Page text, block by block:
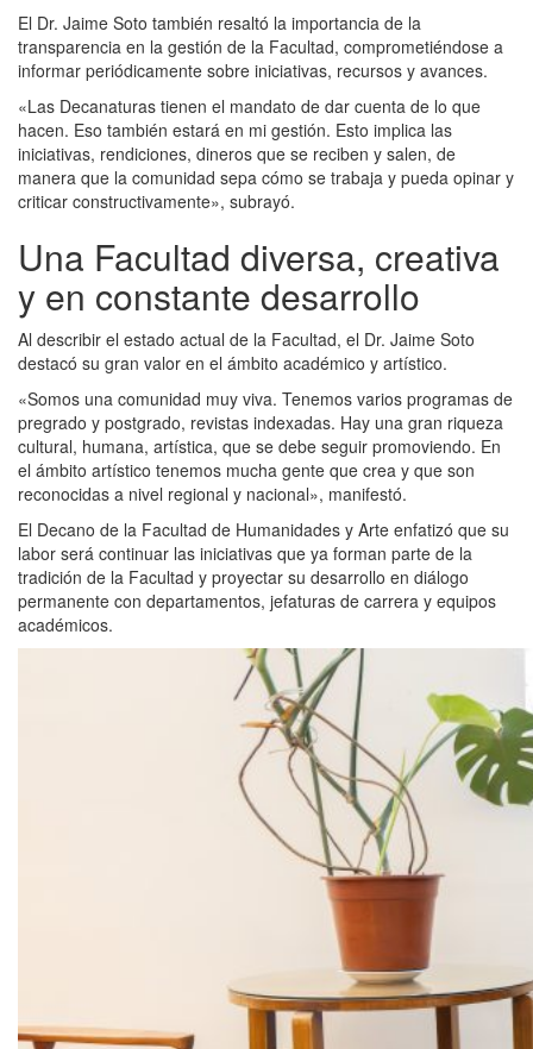
El Dr. Jaime Soto también resaltó la importancia de la
transparencia en la gestión de la Facultad, comprometiéndose a
informar periódicamente sobre iniciativas, recursos y avances.
«Las Decanaturas tienen el mandato de dar cuenta de lo que
hacen. Eso también estará en mi gestión. Esto implica las
iniciativas, rendiciones, dineros que se reciben y salen, de
manera que la comunidad sepa cómo se trabaja y pueda opinar y
criticar constructivamente», subrayó.
Una Facultad diversa, creativa
y en constante desarrollo
Al describir el estado actual de la Facultad, el Dr. Jaime Soto
destacó su gran valor en el ámbito académico y artístico.
«Somos una comunidad muy viva. Tenemos varios programas de
pregrado y postgrado, revistas indexadas. Hay una gran riqueza
cultural, humana, artística, que se debe seguir promoviendo. En
el ámbito artístico tenemos mucha gente que crea y que son
reconocidas a nivel regional y nacional», manifestó.
El Decano de la Facultad de Humanidades y Arte enfatizó que su
labor será continuar las iniciativas que ya forman parte de la
tradición de la Facultad y proyectar su desarrollo en diálogo
permanente con departamentos, jefaturas de carrera y equipos
académicos.